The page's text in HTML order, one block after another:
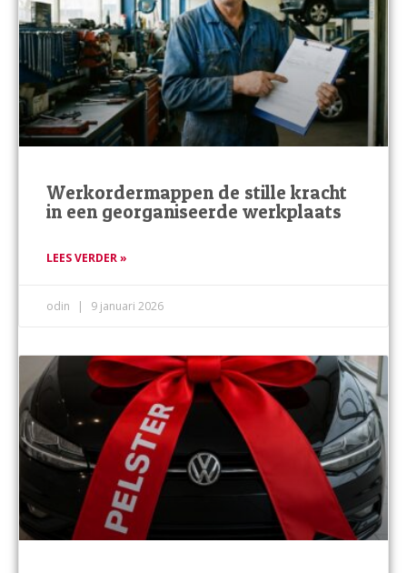
Werkordermappen de stille kracht
in een georganiseerde werkplaats
LEES VERDER »
odin 9 januari 2026